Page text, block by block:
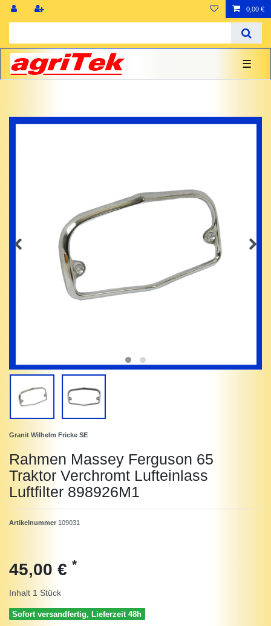
0,00 €
☰
Granit Wilhelm Fricke SE
Rahmen Massey Ferguson 65
Traktor Verchromt Lufteinlass
Luftfilter 898926M1
Artikelnummer 109031
45,00 € *
Inhalt 1 Stück
Sofort versandfertig, Lieferzeit 48h